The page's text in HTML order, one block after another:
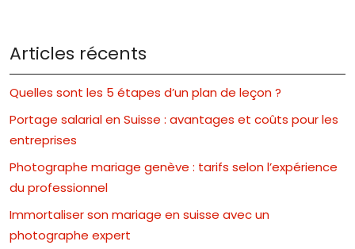
Articles récents
Quelles sont les 5 étapes d’un plan de leçon ?
Portage salarial en Suisse : avantages et coûts pour les
entreprises
Photographe mariage genève : tarifs selon l’expérience
du professionnel
Immortaliser son mariage en suisse avec un
photographe expert